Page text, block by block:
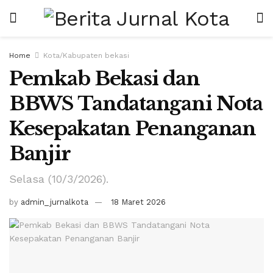
Home Kota/Kabupaten bekasi
Pemkab Bekasi dan
BBWS Tandatangani Nota
Kesepakatan Penanganan
Banjir
Selasa (10/3/2026).
by admin_jurnalkota 18 Maret 2026